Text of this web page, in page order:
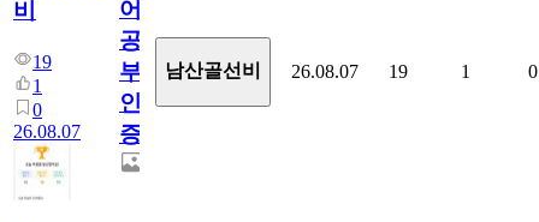
비
19
1
0
26.08.07
어
공
부
인
증
남산골선비 26.08.07 19 1 0